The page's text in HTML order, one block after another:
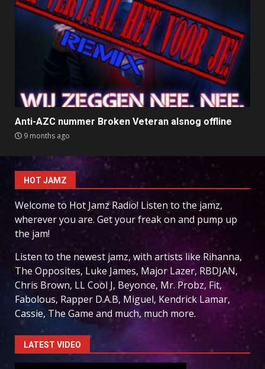
Anti-AZC nummer Broken Veteran alsnog offline
9 months ago
HOT JAMZ
Welcome to Hot Jamz Radio! Listen to the jamz,
wherever you are. Get your freak on and pump up
the jam!
Listen to the newest jamz, with artists like Rihanna,
The Opposites, Luke James, Major Lazer, RBDJAN,
Chris Brown, LL Cool J, Beyonce, Mr. Probz, Fit,
Fabolous, Rapper D.A.B, Miguel, Kendrick Lamar,
Cassie, The Game and much, much more.
LATEST VIDEO